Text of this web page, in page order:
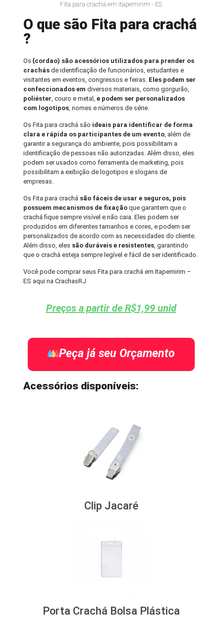
Fita para crachá em Itapemirim - ES
O que são Fita para crachá
?
Os {cordao) são acessórios utilizados para prender os
crachás de identificação de funcionários, estudantes e
visitantes em eventos, congressos e feiras. Eles podem ser
confeccionados emdiversos materiais, como gorgurão,
poliéster, couro e metal,e podem ser personalizados
com logotipos, nomes e números de série.
Os Fita para crachá são ideais para identificar de forma
clara e rápida os participantes de um evento, além de
garantir a segurança do ambiente, pois possibilitam a
identificação de pessoas não autorizadas. Além disso, eles
podem ser usados como ferramenta de marketing, pois
possibilitam a exibição de logotipos e slogans de
empresas.
Os Fita para crachá são fáceis de usar e seguros, pois
possuem mecanismos de fixação que garantem que o
crachá fique sempre visível e não caia. Eles podem ser
produzidos em diferentes tamanhos e cores, e podem ser
personalizados de acordo com as necessidades do cliente.
Além disso, eles são duráveis e resistentes, garantindo
que o crachá esteja sempre legível e fácil de ser identificado.
Você pode comprar seus Fita para crachá em Itapemirim –
ES aqui na CrachasRJ
Preços a partir de R$1,99 unid
Peça já seu Orçamento
Acessórios disponíveis:
Clip Jacaré
Porta Crachá Bolsa Plástica